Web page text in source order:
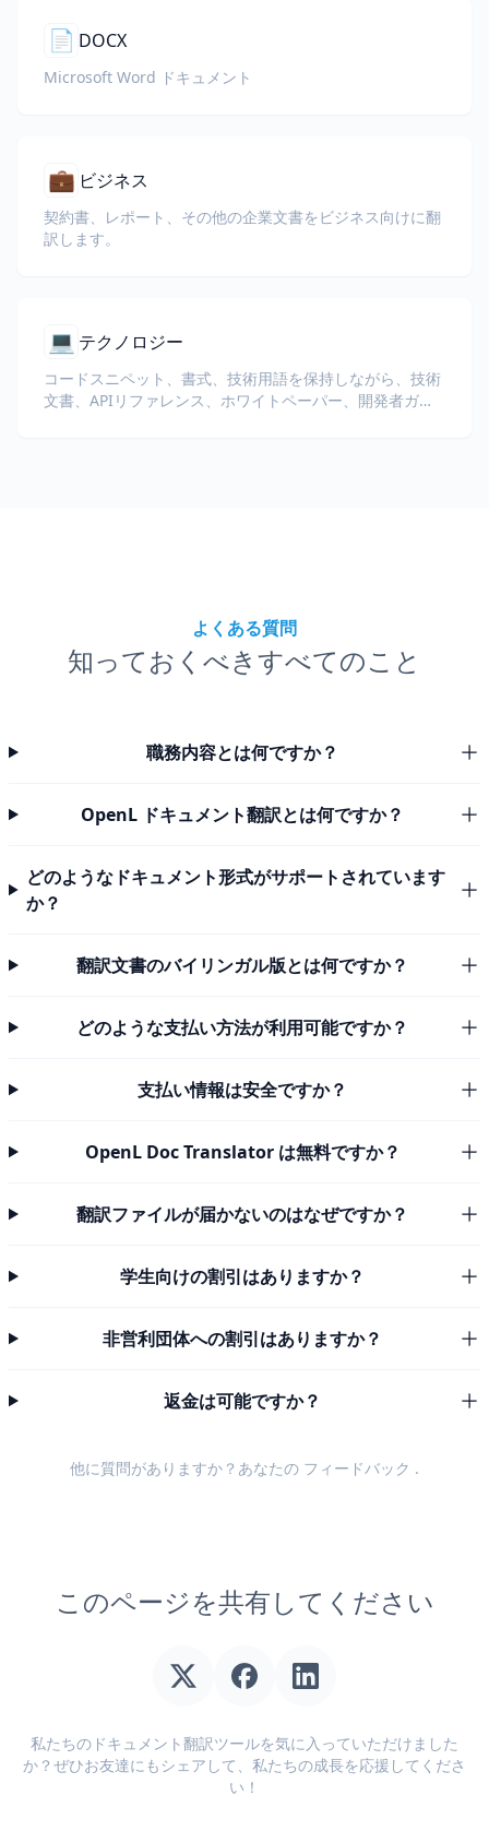
📄 DOCX
Microsoft Word ドキュメント
💼 ビジネス
契約書、レポート、その他の企業文書をビジネス向けに翻
訳します。
💻 テクノロジー
コードスニペット、書式、技術用語を保持しながら、技術
文書、APIリファレンス、ホワイトペーパー、開発者ガイ
よくある質問
知っておくべきすべてのこと
職務内容とは何ですか？
OpenL ドキュメント翻訳とは何ですか？
どのようなドキュメント形式がサポートされています
か？
翻訳文書のバイリンガル版とは何ですか？
どのような支払い方法が利用可能ですか？
支払い情報は安全ですか？
OpenL Doc Translator は無料ですか？
翻訳ファイルが届かないのはなぜですか？
学生向けの割引はありますか？
非営利団体への割引はありますか？
返金は可能ですか？
他に質問がありますか？あなたの フィードバック .
このページを共有してください
私たちのドキュメント翻訳ツールを気に入っていただけました
か？ぜひお友達にもシェアして、私たちの成長を応援してくださ
い！